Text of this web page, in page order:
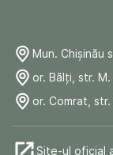
Mun. Chişinău
or. Bălți, str.
or. Comrat,
Site-ul oficial